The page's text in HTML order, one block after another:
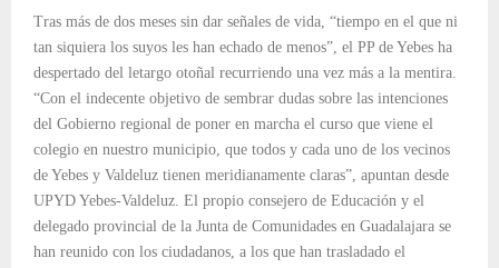
Tras más de dos meses sin dar señales de vida, “tiempo en el que ni
tan siquiera los suyos les han echado de menos”, el PP de Yebes ha
despertado del letargo otoñal recurriendo una vez más a la mentira.
“Con el indecente objetivo de sembrar dudas sobre las intenciones
del Gobierno regional de poner en marcha el curso que viene el
colegio en nuestro municipio, que todos y cada uno de los vecinos
de Yebes y Valdeluz tienen meridianamente claras”, apuntan desde
UPYD Yebes-Valdeluz. El propio consejero de Educación y el
delegado provincial de la Junta de Comunidades en Guadalajara se
han reunido con los ciudadanos, a los que han trasladado el